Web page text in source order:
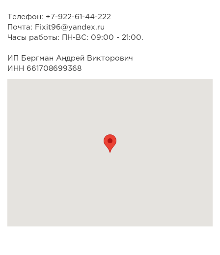
Телефон: +7-922-61-44-222
Почта: Fixit96@yandex.ru
Часы работы: ПН-ВС: 09:00 - 21:00.
ИП Бергман Андрей Викторович
ИНН 661708699368